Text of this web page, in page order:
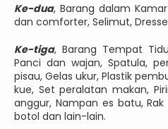
Ke-dua, Barang dalam
dan comforter, Selimut,
Ke-tiga, Barang Tempat
Panci dan wajan, Spatula,
pisau, Gelas ukur, Plastik
kue, Set peralatan makan,
anggur, Nampan es batu,
botol dan lain-lain.